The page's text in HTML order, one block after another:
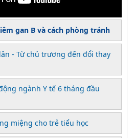
gan B và cách phòng tránh
- Từ chủ trương đến đổi thay
ngành Y tế 6 tháng đầu
miệng cho trẻ tiểu học